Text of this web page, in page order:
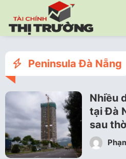
Peninsula Đà Nẵng
Nhiều
tại Đà
sau